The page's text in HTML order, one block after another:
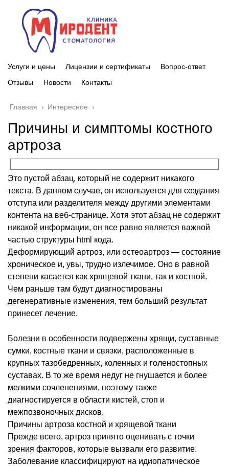
Услуги и цены Лицензии и сертификаты
Вопрос-ответ
Отзывы
Новости Контакты
Главная › Интересное ›
Причины и симптомы костного
артроза
Это пустой абзац, который не содержит никакого
текста. В данном случае, он используется для создания
отступа или разделителя между другими элементами
контента на веб-странице. Хотя этот абзац не содержит
никакой информации, он все равно является важной
частью структуры html кода.
Деформирующий артроз, или остеоартроз — состояние
хроническое и, увы, трудно излечимое. Оно в равной
степени касается как хрящевой ткани, так и костной.
Чем раньше там будут диагностированы
дегенеративные изменения, тем больший результат
принесет лечение.
Болезни в особенности подвержены хрящи, суставные
сумки, костные ткани и связки, расположенные в
крупных тазобедренных, коленных и голеностопных
суставах. В то же время недуг не гнушается и более
мелкими сочленениями, поэтому также
диагностируется в области кистей, стоп и
межпозвоночных дисков.
Причины артроза костной и хрящевой ткани
Прежде всего, артроз принято оценивать с точки
зрения факторов, которые вызвали его развитие.
Заболевание классифицируют на идиопатическое